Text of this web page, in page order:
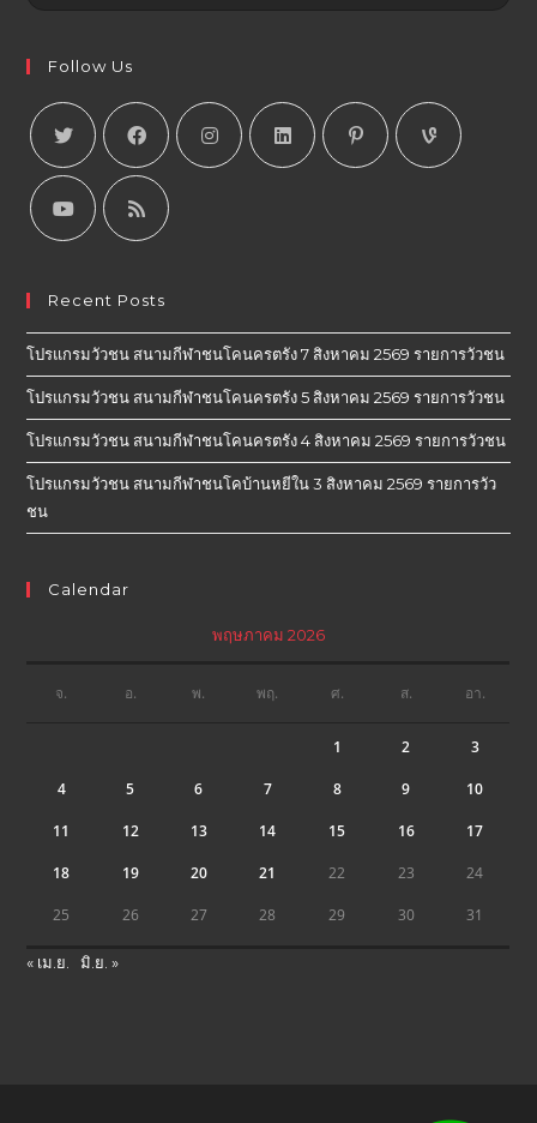
Follow Us
Recent Posts
โปรแกรมวัวชน สนามกีฬาชนโคนครตรัง 7 สิงหาคม 2569 รายการวัวชน
โปรแกรมวัวชน สนามกีฬาชนโคนครตรัง 5 สิงหาคม 2569 รายการวัวชน
โปรแกรมวัวชน สนามกีฬาชนโคนครตรัง 4 สิงหาคม 2569 รายการวัวชน
โปรแกรมวัวชน สนามกีฬาชนโคบ้านหยีใน 3 สิงหาคม 2569 รายการวัว
ชน
Calendar
พฤษภาคม 2026
จ. อ. พ. พฤ. ศ. ส. อา.
1 2 3
4 5 6 7 8 9 10
11 12 13 14 15 16 17
18 19 20 21 22 23 24
25 26 27 28 29 30 31
« เม.ย. มิ.ย. »